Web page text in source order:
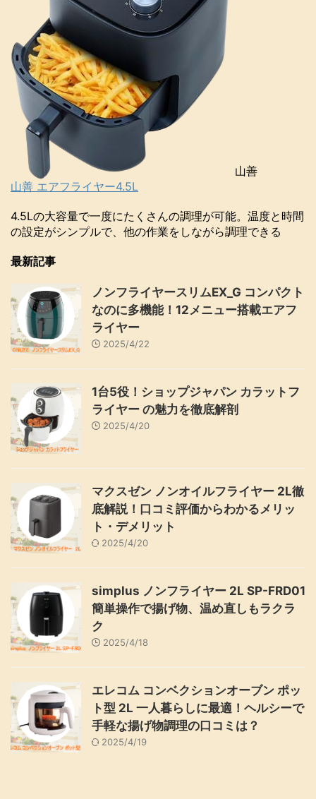
山善
山善 エアフライヤー4.5L
4.5Lの大容量で一度にたくさんの調理が可能。温度と時間
の設定がシンプルで、他の作業をしながら調理できる
最新記事
ノンフライヤースリムEX_G コンパクト
なのに多機能！12メニュー搭載エアフ
ライヤー
2025/4/22
1台5役！ショップジャパン カラットフ
ライヤー の魅力を徹底解剖
2025/4/20
マクスゼン ノンオイルフライヤー 2L徹
底解説！口コミ評価からわかるメリッ
ト・デメリット
2025/4/20
simplus ノンフライヤー 2L SP-FRD01
簡単操作で揚げ物、温め直しもラクラ
ク
2025/4/18
エレコム コンベクションオーブン ポッ
ト型 2L 一人暮らしに最適！ヘルシーで
手軽な揚げ物調理の口コミは？
2025/4/19